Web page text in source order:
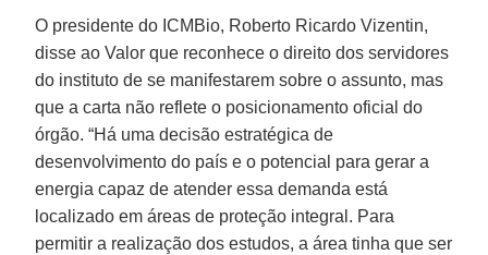
O presidente do ICMBio, Roberto Ricardo Vizentin,
disse ao Valor que reconhece o direito dos servidores
do instituto de se manifestarem sobre o assunto, mas
que a carta não reflete o posicionamento oficial do
órgão. “Há uma decisão estratégica de
desenvolvimento do país e o potencial para gerar a
energia capaz de atender essa demanda está
localizado em áreas de proteção integral. Para
permitir a realização dos estudos, a área tinha que ser